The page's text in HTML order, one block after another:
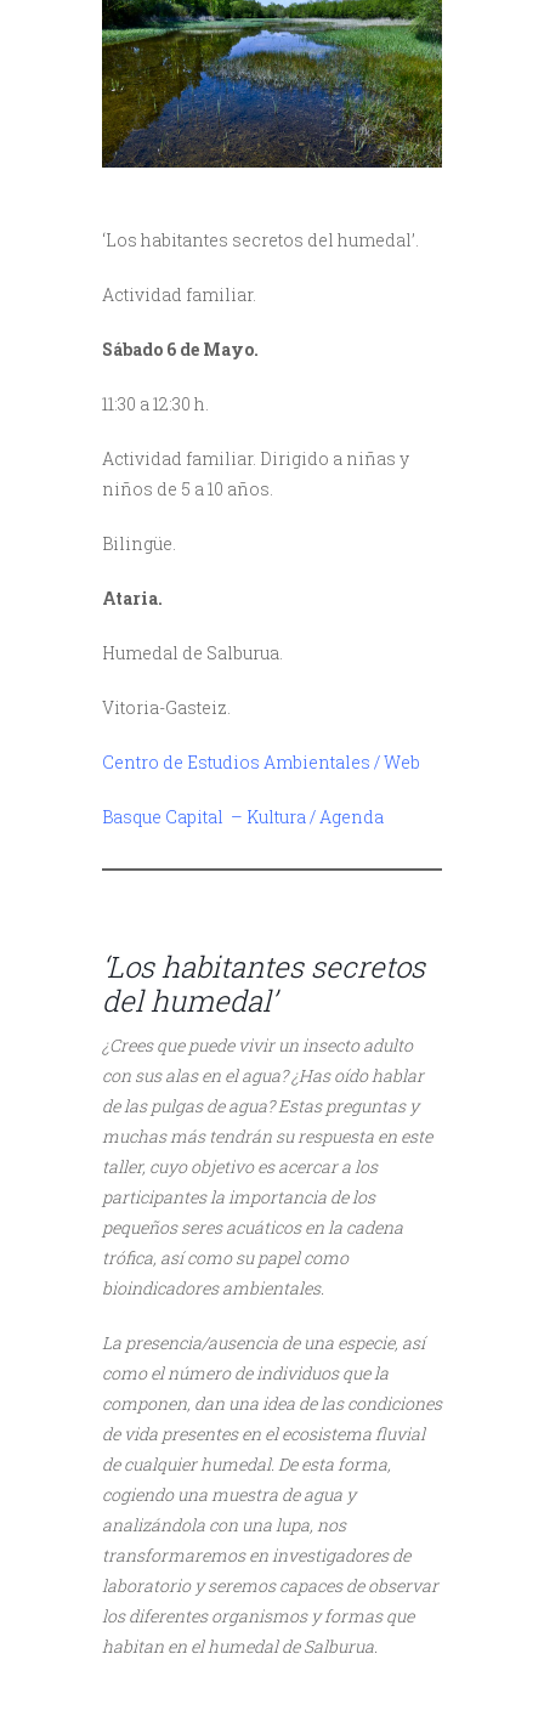
‘Los habitantes secretos del humedal’.
Actividad familiar.
Sábado 6 de Mayo.
11:30 a 12:30 h.
Actividad familiar. Dirigido a niñas y
niños de 5 a 10 años.
Bilingüe.
Ataria.
Humedal de Salburua.
Vitoria-Gasteiz.
Centro de Estudios Ambientales / Web
Basque Capital – Kultura / Agenda
‘Los habitantes secretos
del humedal’
¿Crees que puede vivir un insecto adulto
con sus alas en el agua? ¿Has oído hablar
de las pulgas de agua? Estas preguntas y
muchas más tendrán su respuesta en este
taller, cuyo objetivo es acercar a los
participantes la importancia de los
pequeños seres acuáticos en la cadena
trófica, así como su papel como
bioindicadores ambientales.
La presencia/ausencia de una especie, así
como el número de individuos que la
componen, dan una idea de las condiciones
de vida presentes en el ecosistema fluvial
de cualquier humedal. De esta forma,
cogiendo una muestra de agua y
analizándola con una lupa, nos
transformaremos en investigadores de
laboratorio y seremos capaces de observar
los diferentes organismos y formas que
habitan en el humedal de Salburua.